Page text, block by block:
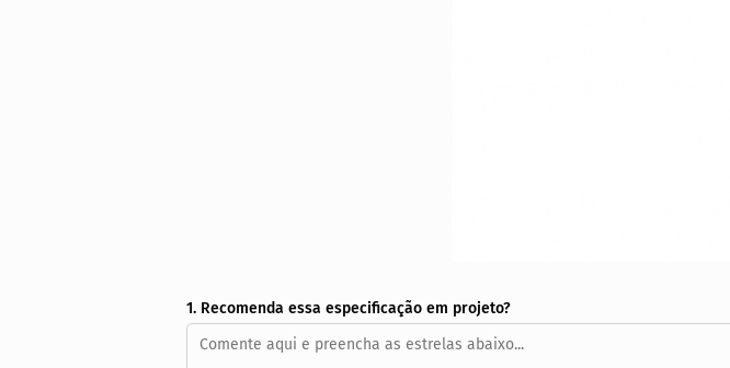
1. Recomenda essa especificação em projeto?